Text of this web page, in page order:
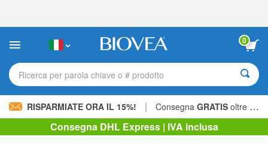
sito
include
sistema
0
Ricerca per parola chiave o # prodotto
RISPARMIATE ORA IL 15%! | Consegna GRATIS oltre 60,00 € »
Consegna DHL Express | IVA inclusa